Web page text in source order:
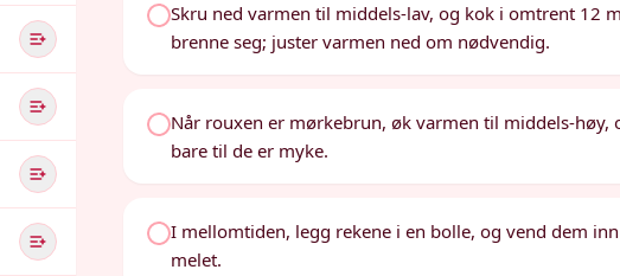
Skru ned varmen til middels-lav, og kok i omtrent 12
brenne seg; juster varmen ned om nødvendig.
Når rouxen er mørkebrun, øk varmen til middels-
bare til de er myke.
I mellomtiden, legg rekene i en bolle, og vend dem
melet.